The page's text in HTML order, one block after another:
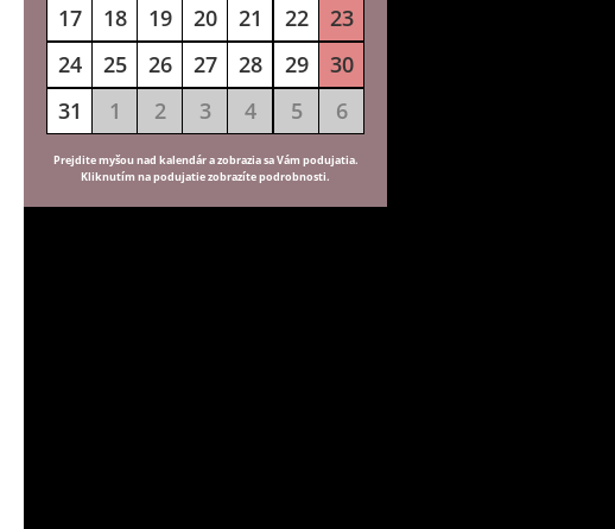
17
18 19 20 21 22
23
24
25 26 27 28 29
30
31
1 2 3 4 5 6
Prejdite myšou nad kalendár a zobrazia sa Vám podujatia.
Kliknutím na podujatie zobrazíte podrobnosti.